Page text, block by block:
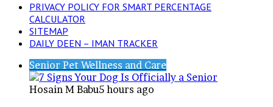
PRIVACY POLICY FOR SMART PERCENTAGE
CALCULATOR
SITEMAP
DAILY DEEN – IMAN TRACKER
Senior Pet Wellness and Care
Hosain M Babu5 hours ago